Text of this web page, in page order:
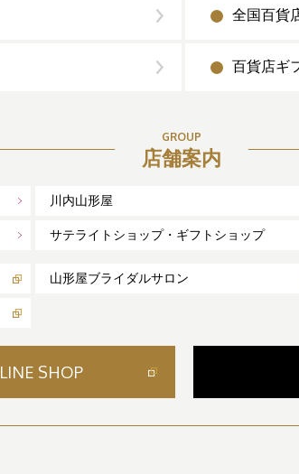
全国百貨
百貨店ギ
GROUP
店舗案内
川内山形屋
サテライトショップ・ギフトショップ
山形屋ブライダルサロン
SHOP